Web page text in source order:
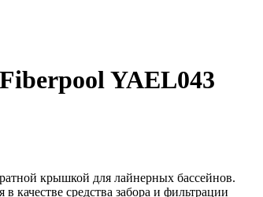
YAEL043
крышкой для лайнерных бассейнов.
качестве средства забора и фильтрации